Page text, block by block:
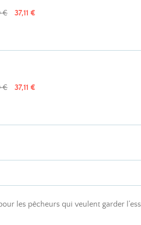
€ 37,11 €
€ 37,11 €
les pêcheurs qui veulent garder